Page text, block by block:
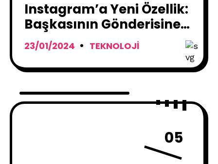
Instagram’a Yeni Özellik:
Başkasının Gönderisine
Ekleme Yapılabilecek
23/01/2024 TEKNOLOJI
05